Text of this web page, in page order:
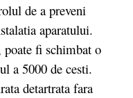
de a preveni
aparatului.
fi schimbat o
a 5000 de cesti.
detartrata fara